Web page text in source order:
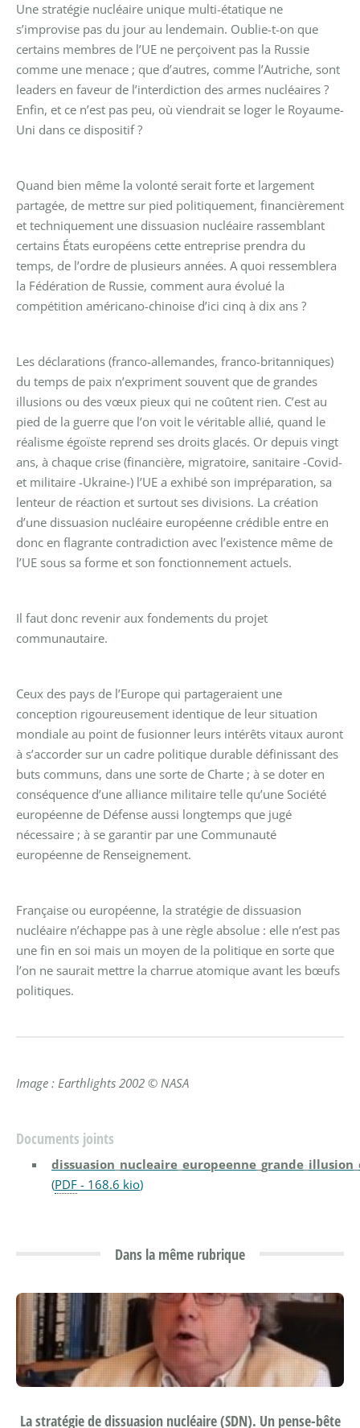
Une stratégie nucléaire unique multi-étatique ne
s’improvise pas du jour au lendemain. Oublie-t-on que
certains membres de l’UE ne perçoivent pas la Russie
comme une menace ; que d’autres, comme l’Autriche, sont
leaders en faveur de l’interdiction des armes nucléaires ?
Enfin, et ce n’est pas peu, où viendrait se loger le Royaume-
Uni dans ce dispositif ?
Quand bien même la volonté serait forte et largement
partagée, de mettre sur pied politiquement, financièrement
et techniquement une dissuasion nucléaire rassemblant
certains États européens cette entreprise prendra du
temps, de l’ordre de plusieurs années. A quoi ressemblera
la Fédération de Russie, comment aura évolué la
compétition américano-chinoise d’ici cinq à dix ans ?
Les déclarations (franco-allemandes, franco-britanniques)
du temps de paix n’expriment souvent que de grandes
illusions ou des vœux pieux qui ne coûtent rien. C’est au
pied de la guerre que l’on voit le véritable allié, quand le
réalisme égoïste reprend ses droits glacés. Or depuis vingt
ans, à chaque crise (financière, migratoire, sanitaire -Covid-
et militaire -Ukraine-) l’UE a exhibé son impréparation, sa
lenteur de réaction et surtout ses divisions. La création
d’une dissuasion nucléaire européenne crédible entre en
donc en flagrante contradiction avec l’existence même de
l’UE sous sa forme et son fonctionnement actuels.
Il faut donc revenir aux fondements du projet
communautaire.
Ceux des pays de l’Europe qui partageraient une
conception rigoureusement identique de leur situation
mondiale au point de fusionner leurs intérêts vitaux auront
à s’accorder sur un cadre politique durable définissant des
buts communs, dans une sorte de Charte ; à se doter en
conséquence d’une alliance militaire telle qu’une Société
européenne de Défense aussi longtemps que jugé
nécessaire ; à se garantir par une Communauté
européenne de Renseignement.
Française ou européenne, la stratégie de dissuasion
nucléaire n’échappe pas à une règle absolue : elle n’est pas
une fin en soi mais un moyen de la politique en sorte que
l’on ne saurait mettre la charrue atomique avant les bœufs
politiques.
Image : Earthlights 2002 © NASA
Documents joints
(PDF- 168.6 kio)
Dans la même rubrique
La stratégie de dissuasion nucléaire (SDN). Un pense-bête